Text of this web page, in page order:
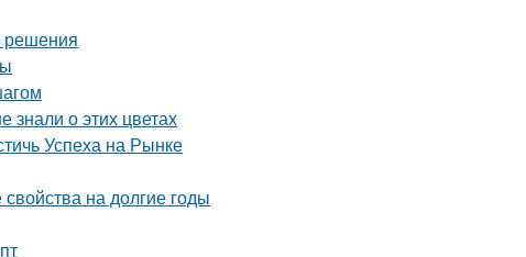
решения
о этих цветах
Успеха на Рынке
на долгие годы